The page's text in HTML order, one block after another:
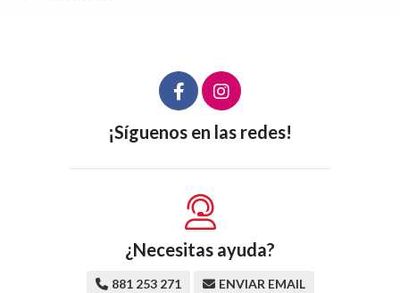
¡Síguenos en las redes!
¿Necesitas ayuda?
881 253 271 ENVIAR EMAIL